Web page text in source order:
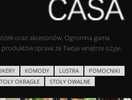
oraz akcesoriów. Ogromna gama
sprawi że Twoje wnętrze ożyje.
KOMODY LUSTRA
POMOCNIKI
OKRĄGŁE
STOŁY OWALNE